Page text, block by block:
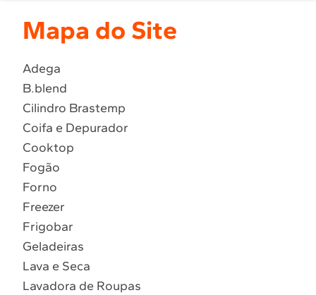
Atendimento Brastemp
Localizar assistência técnica
2
Fogao
4 º Lava Louça
5 º Cooktop
6º Microondas Brastemp
7º Forno
8º Embutir
9º Lava Seca
Mapa do Site
Adega
B.blend
Cilindro Brastemp
Coifa e Depurador
Cooktop
Fogão
Forno
Freezer
Frigobar
Geladeiras
Lava e Seca
Lavadora de Roupas